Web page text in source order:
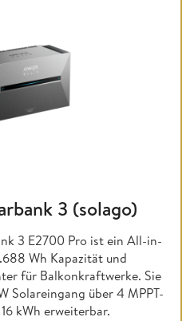
3 (solago)
3 E2700 Pro ist ein All-in-
Wh Kapazität und
für Balkonkraftwerke. Sie
Solareingang über 4 MPPT-
kWh erweiterbar.